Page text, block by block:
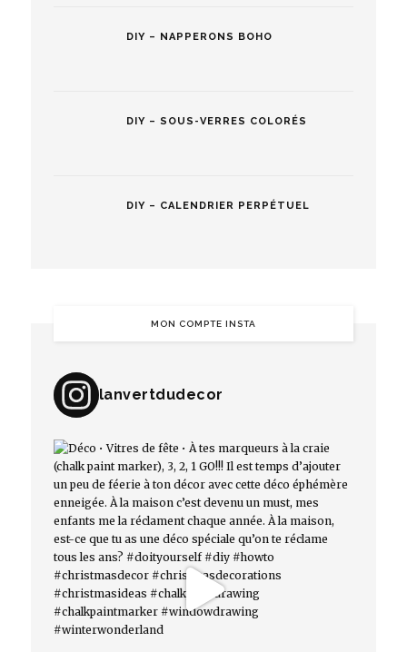
DIY – NAPPERONS BOHO
DIY – SOUS-VERRES COLORÉS
DIY – CALENDRIER PERPÉTUEL
MON COMPTE INSTA
lanvertdudecor